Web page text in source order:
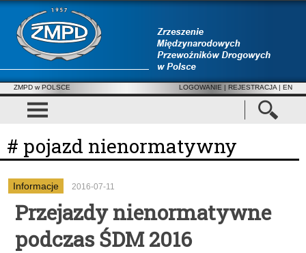
ZMPD w POLSCE LOGOWANIE | REJESTRACJA | EN
# pojazd nienormatywny
Informacje 2016-07-11
Przejazdy nienormatywne
podczas ŚDM 2016